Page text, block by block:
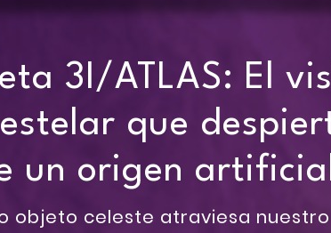
3I/ATLAS: El
que
un origen
objeto celeste atraviesa